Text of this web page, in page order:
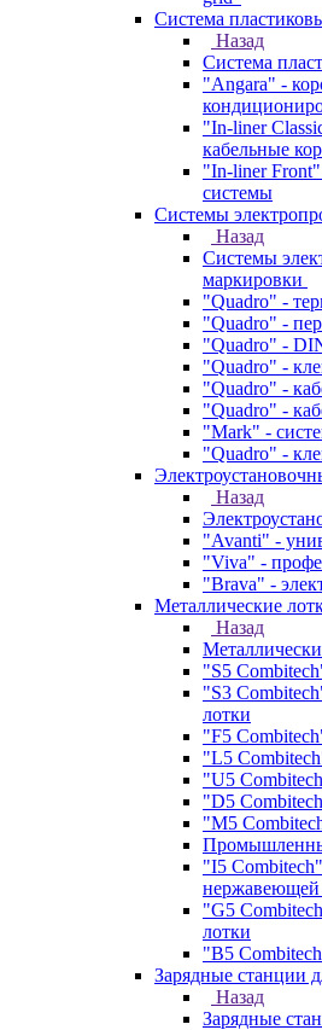
Система
Назад
Система
"Angara" -
"In-liner
кабельные
"In-liner
системы
Системы
Назад
Системы
маркировки
"Quadro" -
"Quadro" -
"Quadro" -
"Quadro" -
"Quadro" -
"Quadro" -
"Mark" -
"Quadro" -
Назад
"Avanti" -
"Viva" -
"Brava" -
Металлические
Назад
"S5
"S3
лотки
"F5
"L5
"U5
"D5
"M5
"I5
нержавеющей
"G5
лотки
"B5
Зарядные станции
Назад
Зарядные